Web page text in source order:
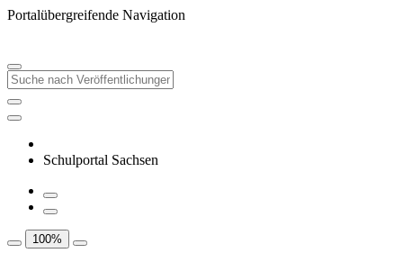
Portalübergreifende Navigation
Schulportal Sachsen
100%